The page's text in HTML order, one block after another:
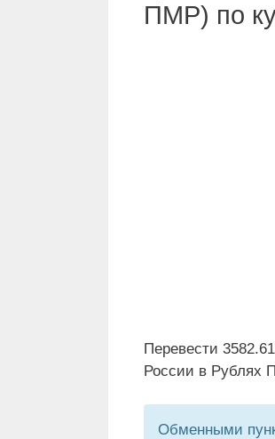
ПМР) по
Перевести
России в Рублях
Обменными